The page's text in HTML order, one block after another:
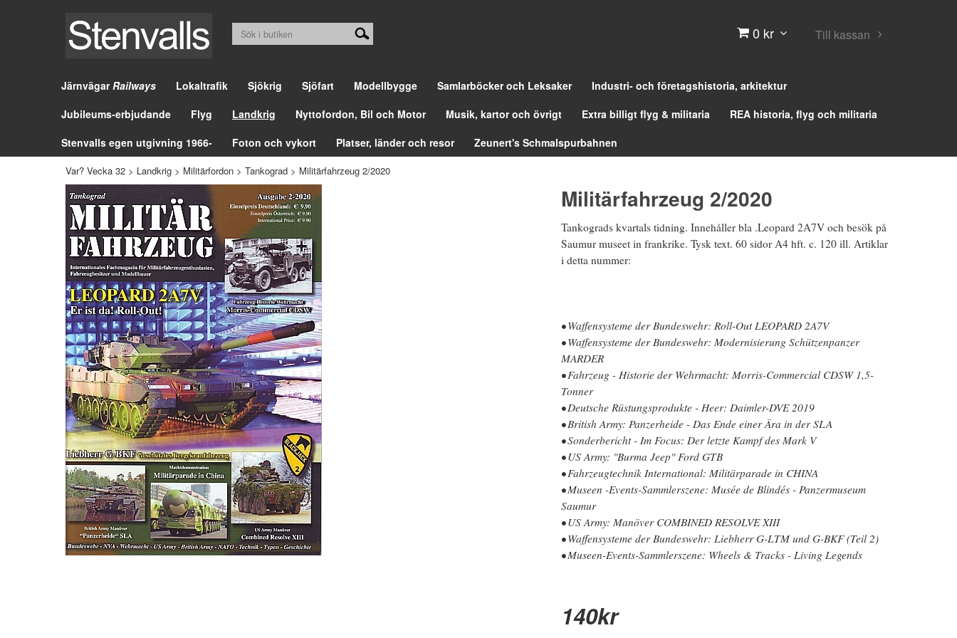
0 kr Till kassan
JärnvägarRailways Lokaltrafik Sjökrig Sjöfart Modellbygge Samlarböcker och Leksaker
Industri- och företagshistoria, arkitektur
Jubileums-erbjudande
Flyg Landkrig Nyttofordon, Bil och Motor Musik, kartor och övrigt Extra billigt flyg & militaria
REA historia, flyg och militaria
Stenvalls egen utgivning 1966-
Foton och vykort Platser, länder och resor Zeunert's Schmalspurbahnen
Var? Vecka 32 > Landkrig > Militärfordon > Tankograd > Militärfahrzeug 2/2020
Militärfahrzeug 2/2020
Tankograds kvartals tidning. Innehåller bla .Leopard 2A7V och besök på
Saumur museet in frankrike. Tysk text. 60 sidor A4 hft. c. 120 ill. Artiklar
i detta nummer:
• Waffensysteme der Bundeswehr: Roll-Out LEOPARD 2A7V
• Waffensysteme der Bundeswehr: Modernisierung Schützenpanzer
MARDER
• Fahrzeug - Historie der Wehrmacht: Morris-Commercial CDSW 1,5-
Tonner
• Deutsche Rüstungsprodukte - Heer: Daimler-DVE 2019
• British Army: Panzerheide - Das Ende einer Ära in der SLA
• Sonderbericht - Im Focus: Der letzte Kampf des Mark V
• US Army: "Burma Jeep" Ford GTB
• Fahrzeugtechnik International: Militärparade in CHINA
• Museen -Events-Sammlerszene: Musée de Blindés - Panzermuseum
Saumur
• US Army: Manöver COMBINED RESOLVE XIII
• Waffensysteme der Bundeswehr: Liebherr G-LTM und G-BKF (Teil 2)
• Museen-Events-Sammlerszene: Wheels & Tracks - Living Legends
140kr